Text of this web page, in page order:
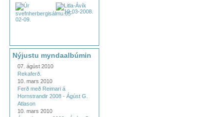
Nýjustu myndaalbúmin
07. ágúst 2010
Rekaferð.
10. mars 2010
Ferð með Reimari á
Hornstrandir 2008 - Ágúst G.
Atlason
10. mars 2010